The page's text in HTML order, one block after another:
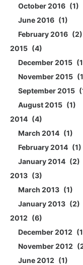
October 2016
1
June 2016
1
February 2016
2
2015
4
December 2015
1
November 2015
1
September 2015
August 2015
1
2014
4
March 2014
1
February 2014
1
January 2014
2
2013
3
March 2013
1
January 2013
2
2012
6
December 2012
1
November 2012
June 2012
1